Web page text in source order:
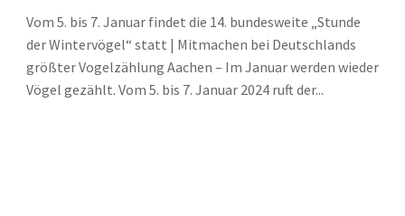
Vom 5. bis 7. Januar findet die 14. bundesweite „Stunde
der Wintervögel“ statt | Mitmachen bei Deutschlands
größter Vogelzählung Aachen – Im Januar werden wieder
Vögel gezählt. Vom 5. bis 7. Januar 2024 ruft der...